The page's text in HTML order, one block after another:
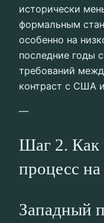
исторически
формальным
особенно на
последние годы
требований
контраст с США
—
Шаг 2. Как
процесс
Западный